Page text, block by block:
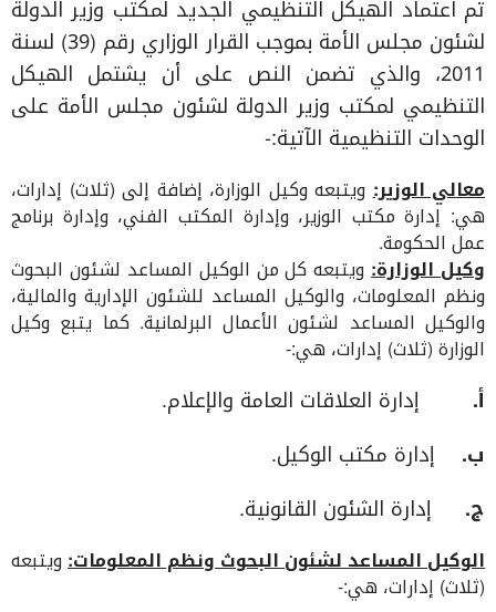
تم اعتماد الهيكل التنظيمي الجديد لمكتب وزير الدولة
لشئون مجلس الأمة بموجب القرار الوزاري رقم (39) لسنة
2011، والذي تضمن النص على أن يشتمل الهيكل
التنظيمي لمكتب وزير الدولة لشئون مجلس الأمة على
الوحدات التنظيمية الآتية:-
معالي الوزير: ويتبعه وكيل الوزارة، إضافة إلى (ثلاث) إدارات،
هي: إدارة مكتب الوزير، وإدارة المكتب الفني، وإدارة برنامج
عمل الحكومة.
وكيل الوزارة: ويتبعه كل من الوكيل المساعد لشئون البحوث
ونظم المعلومات، والوكيل المساعد للشئون الإدارية والمالية،
والوكيل المساعد لشئون الأعمال البرلمانية. كما يتبع وكيل
الوزارة (ثلاث) إدارات، هي:-
‌أ.
إدارة العلاقات العامة والإعلام.
‌ب.
إدارة مكتب الوكيل.
‌ج.
إدارة الشئون القانونية.
الوكيل المساعد لشئون البحوث ونظم المعلومات:ويتبعه
(ثلاث) إدارات، هي:-